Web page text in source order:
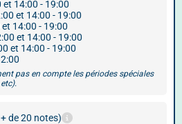
et 14:00 - 19:00
et 14:00 - 19:00
14:00 - 19:00
et 14:00 - 19:00
et 14:00 - 19:00
pas en compte les périodes spéciales
de 20 notes)